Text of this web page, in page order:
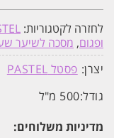
לחזרה לקטגוריות:
ופגום, מסכה לשיער
יצרן: פסטל PASTEL
גודל:500 מ"ל
מדיניות משלוחים: